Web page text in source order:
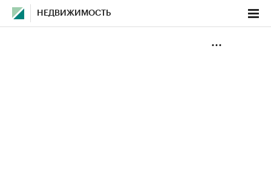
НЕДВИЖИМОСТЬ